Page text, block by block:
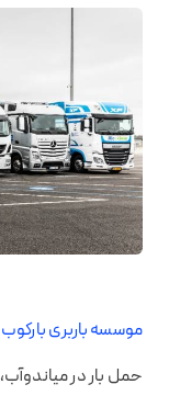
موسسه باربری بارکوب
حمل بار در